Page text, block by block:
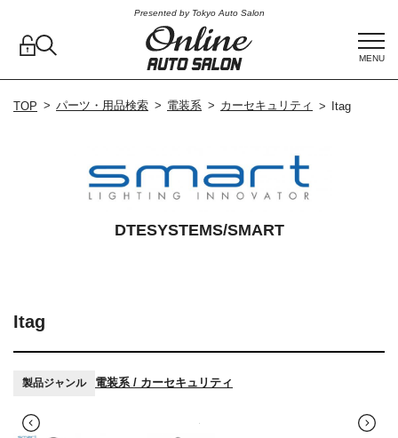
Presented by Tokyo Auto Salon
MENU
TOP パーツ・用品検索 電装系 カーセキュリティ Itag
Itag
製品ジャンル 電装系 / カーセキュリティ
DTESYSTEMS/SMART